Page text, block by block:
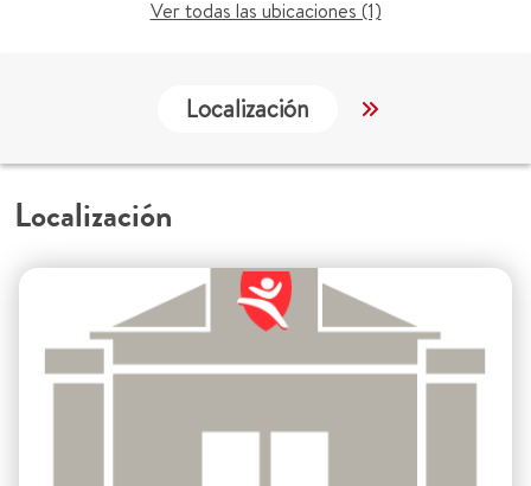
Ver todas las ubicaciones (1)
Localización Trabajo y
Localización